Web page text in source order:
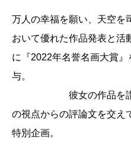
万人の幸福を願い、天空を
おいて優れた作品発表と活
に『2022年名誉名画大賞』
彼女の作品を讃え、
の視点からの評論文を交え
特別企画。